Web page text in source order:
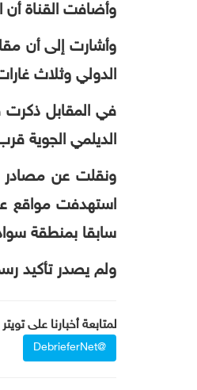
وأضافت القناة أن
وأشارت إلى أن
الدولي وثلاث
في المقابل ذكرت
الديلمي الجوية
ونقلت عن مصادر
استهدفت مواقع
سابقا بمنطقة
ولم یصدر تأكید
لمتابعة أخبارنا على تويتر
@DebrieferNet